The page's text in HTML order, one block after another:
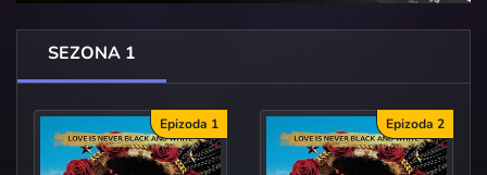
SEZONA 1
Epizoda 1 Epizoda 2